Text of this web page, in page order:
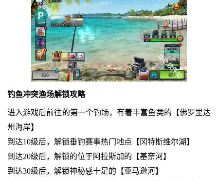
钓鱼冲突渔场解锁攻略
进入游戏后前往的第一个钓场，有着丰富鱼类的【佛罗里达
州海岸】
到达10级后，解锁垂钓赛事热门地点【冈特斯维尔湖】
到达20级后，解锁的位于阿拉斯加的【基奈河】
到达30级后，解锁神秘感十足的【亚马逊河】